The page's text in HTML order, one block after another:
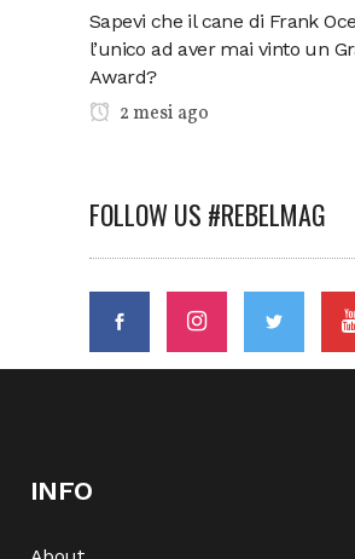
Sapevi che il cane di Frank
l’unico ad aver mai vinto un
Award?
2 mesi ago
FOLLOW US #REBELMAG
INFO